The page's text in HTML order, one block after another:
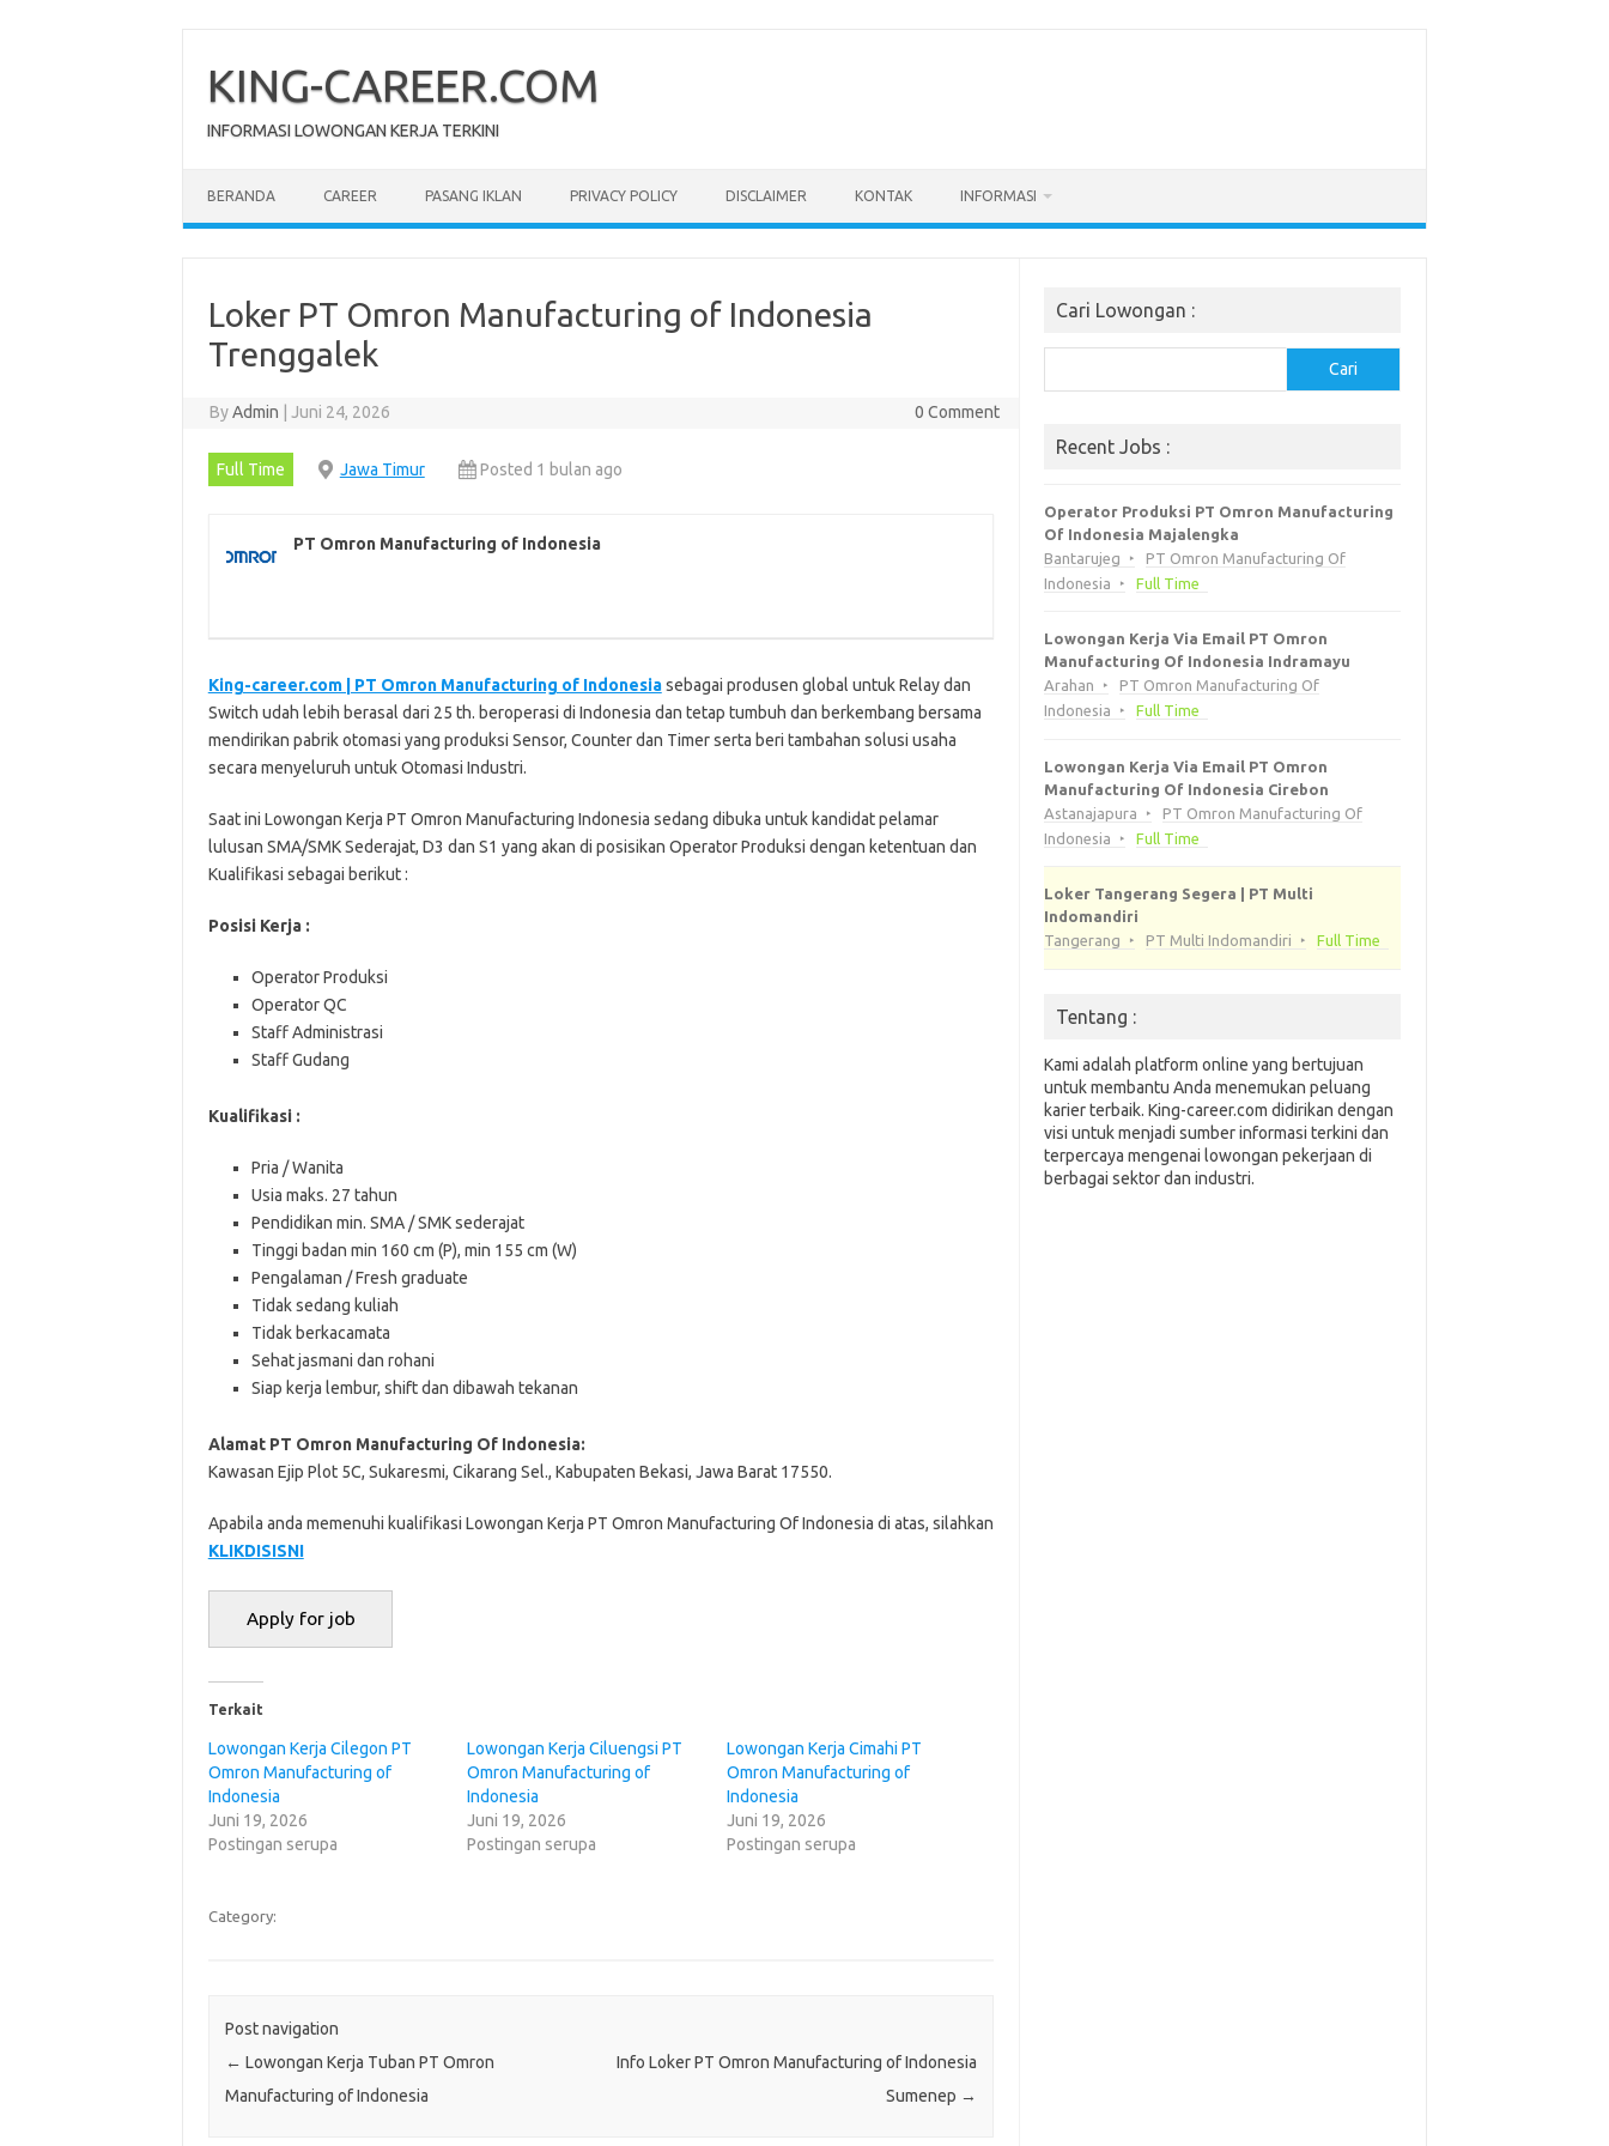
content
KING-CAREER.COM
INFORMASI LOWONGAN KERJA TERKINI
BERANDA CAREER PASANG IKLAN PRIVACY POLICY DISCLAIMER KONTAK INFORMASI
Loker PT Omron Manufacturing of Indonesia
Trenggalek
ByAdmin Juni 24, 2026 0 Comment
Full Time Jawa Timur Posted 1 bulan ago
PT Omron Manufacturing of Indonesia
King-career.com | PT Omron Manufacturing of Indonesiasebagai produsen global untuk Relay dan
Switch udah lebih berasal dari 25 th. beroperasi di Indonesia dan tetap tumbuh dan berkembang bersama
mendirikan pabrik otomasi yang produksi Sensor, Counter dan Timer serta beri tambahan solusi usaha
secara menyeluruh untuk Otomasi Industri.
Saat ini Lowongan Kerja PT Omron Manufacturing Indonesia sedang dibuka untuk kandidat pelamar
lulusan SMA/SMK Sederajat, D3 dan S1 yang akan di posisikan Operator Produksi dengan ketentuan dan
Kualifikasi sebagai berikut :
Posisi Kerja :
Operator Produksi
Operator QC
Staff Administrasi
Staff Gudang
Kualifikasi :
Pria / Wanita
Usia maks. 27 tahun
Pendidikan min. SMA / SMK sederajat
Tinggi badan min 160 cm (P), min 155 cm (W)
Pengalaman / Fresh graduate
Tidak sedang kuliah
Tidak berkacamata
Sehat jasmani dan rohani
Siap kerja lembur, shift dan dibawah tekanan
Alamat PT Omron Manufacturing Of Indonesia:
Kawasan Ejip Plot 5C, Sukaresmi, Cikarang Sel., Kabupaten Bekasi, Jawa Barat 17550.
Apabila anda memenuhi kualifikasi Lowongan Kerja PT Omron Manufacturing Of Indonesia di atas, silahkan
KLIKDISISNI
Terkait
Lowongan Kerja Cilegon PT
Omron Manufacturing of
Indonesia
Juni 19, 2026
Postingan serupa
Lowongan Kerja Ciluengsi PT
Omron Manufacturing of
Indonesia
Juni 19, 2026
Postingan serupa
Lowongan Kerja Cimahi PT
Omron Manufacturing of
Indonesia
Juni 19, 2026
Postingan serupa
Category:
Post navigation
← Lowongan Kerja Tuban PT Omron
Manufacturing of Indonesia
Info Loker PT Omron Manufacturing of Indonesia
Sumenep →
Cari Lowongan :
Cari
Recent Jobs :
Operator Produksi PT Omron Manufacturing
Of Indonesia Majalengka
Bantarujeg
PT Omron Manufacturing Of
Indonesia
Full Time
Lowongan Kerja Via Email PT Omron
Manufacturing Of Indonesia Indramayu
Arahan
PT Omron Manufacturing Of
Indonesia
Full Time
Lowongan Kerja Via Email PT Omron
Manufacturing Of Indonesia Cirebon
Astanajapura
PT Omron Manufacturing Of
Indonesia
Full Time
Loker Tangerang Segera | PT Multi
Indomandiri
Tangerang
PT Multi Indomandiri Full Time
Tentang :
Kami adalah platform online yang bertujuan
untuk membantu Anda menemukan peluang
karier terbaik. King-career.com didirikan dengan
visi untuk menjadi sumber informasi terkini dan
terpercaya mengenai lowongan pekerjaan di
berbagai sektor dan industri.